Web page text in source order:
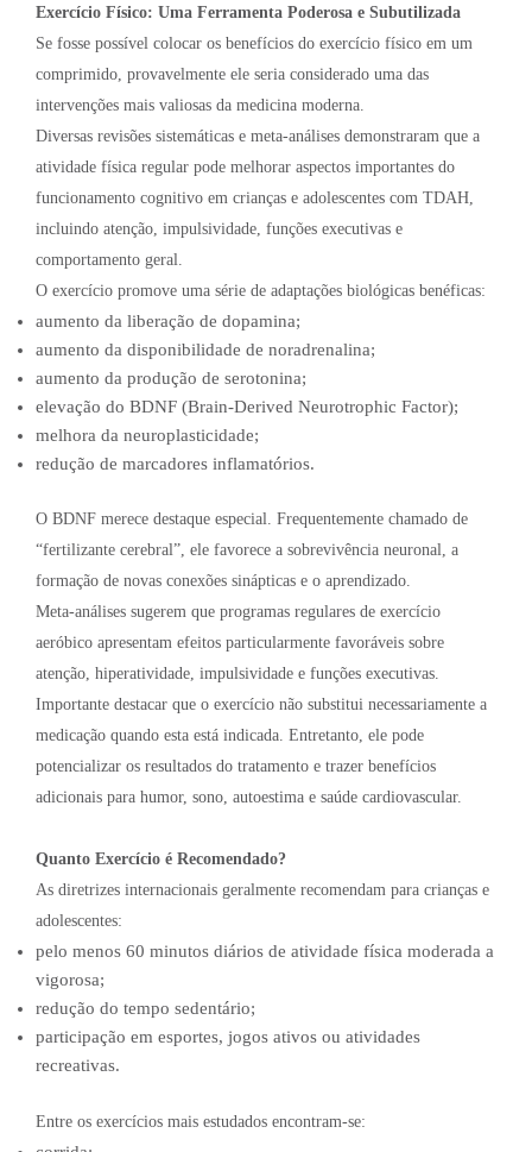
Exercício Físico: Uma Ferramenta Poderosa e Subutilizada
Se fosse possível colocar os benefícios do exercício físico em um
comprimido, provavelmente ele seria considerado uma das
intervenções mais valiosas da medicina moderna.
Diversas revisões sistemáticas e meta-análises demonstraram que a
atividade física regular pode melhorar aspectos importantes do
funcionamento cognitivo em crianças e adolescentes com TDAH,
incluindo atenção, impulsividade, funções executivas e
comportamento geral.
O exercício promove uma série de adaptações biológicas benéficas:
aumento da liberação de dopamina;
aumento da disponibilidade de noradrenalina;
aumento da produção de serotonina;
elevação do BDNF (Brain-Derived Neurotrophic Factor);
melhora da neuroplasticidade;
redução de marcadores inflamatórios.
O BDNF merece destaque especial. Frequentemente chamado de
“fertilizante cerebral”, ele favorece a sobrevivência neuronal, a
formação de novas conexões sinápticas e o aprendizado.
Meta-análises sugerem que programas regulares de exercício
aeróbico apresentam efeitos particularmente favoráveis sobre
atenção, hiperatividade, impulsividade e funções executivas.
Importante destacar que o exercício não substitui necessariamente a
medicação quando esta está indicada. Entretanto, ele pode
potencializar os resultados do tratamento e trazer benefícios
adicionais para humor, sono, autoestima e saúde cardiovascular.
Quanto Exercício é Recomendado?
As diretrizes internacionais geralmente recomendam para crianças e
adolescentes:
pelo menos 60 minutos diários de atividade física moderada a
vigorosa;
redução do tempo sedentário;
participação em esportes, jogos ativos ou atividades
recreativas.
Entre os exercícios mais estudados encontram-se: